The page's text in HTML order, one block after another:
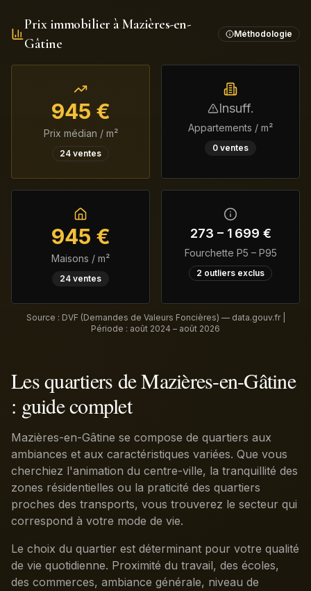
Prix immobilier àMazières-en-
Gâtine
Méthodologie
945 €
Prix médian / m²
24 ventes
Insuff.
Appartements / m²
0 ventes
945 €
Maisons / m²
24 ventes
273 – 1 699 €
Fourchette P5 – P95
2 outliers exclus
Source : DVF (Demandes de Valeurs Foncières) — data.gouv.fr |
Période : août 2024 – août 2026
Les quartiers de Mazières-en-Gâtine
: guide complet
Mazières-en-Gâtine se compose de quartiers aux
ambiances et aux caractéristiques variées. Que vous
cherchiez l'animation du centre-ville, la tranquillité des
zones résidentielles ou la praticité des quartiers
proches des transports, vous trouverez le secteur qui
correspond à votre mode de vie.
Le choix du quartier est déterminant pour votre qualité
de vie quotidienne. Proximité du travail, des écoles,
des commerces, ambiance générale, niveau de